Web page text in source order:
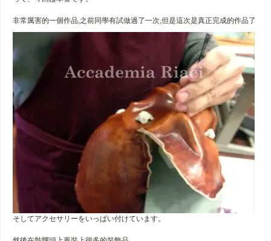
非常厲害的一個作品,之前同學有試做過了一次,但是這次是真正完成的作品了
そしてアクセサリーをいっぱい付けています。